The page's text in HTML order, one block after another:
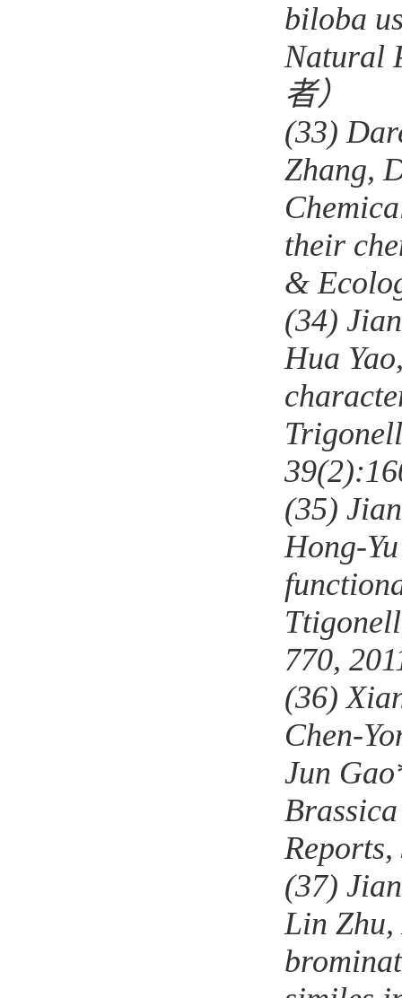
biloba
Natural
者）
(33)
Zhang,
their
&
(34)
Hua
(35)
Hong-
770,
(36)
Chen-
Jun
(37)
Lin